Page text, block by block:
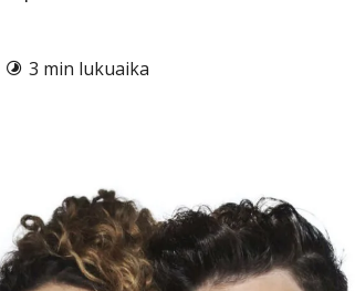
3 min lukuaika